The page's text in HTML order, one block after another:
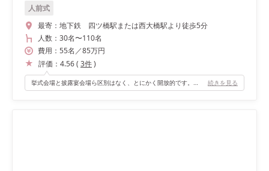
人前式
最寄： 地下鉄 四ツ橋駅または西大橋駅より徒歩5分
人数： 30名〜110名
費用： 55名 ／85万円
評価： 4.56( 3件)
挙式会場と披露宴会場ら区別はなく、とにかく開放的です。サンルームの高砂はお花が映えて、オシャレな装飾を20個まで無料で選べました。 太陽の光がふりそそぐオシャレなカフェの様な空間がとってもアットホームで落ち着いて、幸せな笑顔が溢れます。 続きを見る